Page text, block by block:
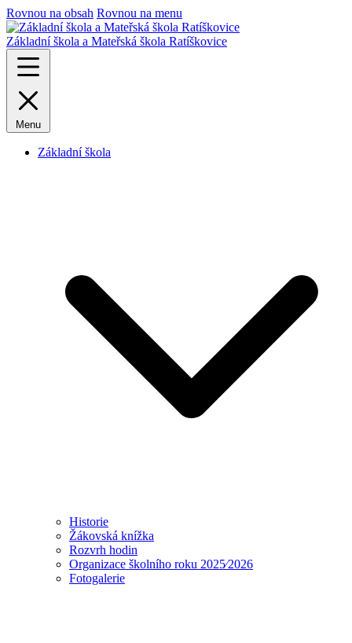
Rovnou na obsah Rovnou na menu
Základní škola a Mateřská škola Ratíškovice
Menu
Základní škola
Historie
Žákovská knížka
Rozvrh hodin
Organizace školního roku 2025⁄2026
Fotogalerie